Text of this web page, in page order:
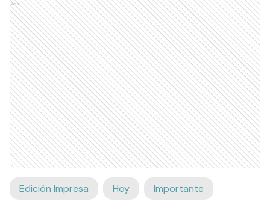
Ads
Edición Impresa Hoy Importante